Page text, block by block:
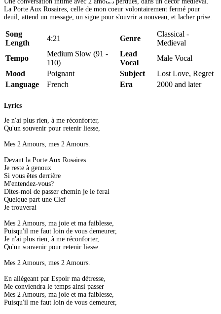
La Porte Aux Rosaires, celle de mon coeur volontairement fermé pour
deuil, attend un message, un signe pour s'ouvrir a nouveau, et lacher prise.
Song
Length
4:21 Genre
Classical -
Medieval
Tempo
Medium Slow (91 -
110)
Lead
Vocal
Male Vocal
Mood
Poignant Subject
Lost Love, Regret
Language
French Era 2000 and later
Lyrics
Je n'ai plus rien, à me réconforter,
Qu'un souvenir pour retenir liesse,
Mes 2 Amours, mes 2 Amours.
Devant la Porte Aux Rosaires
Je reste à genoux
Si vous êtes derrière
M'entendez-vous?
Dites-moi de passer chemin je le ferai
Quelque part une Clef
Je trouverai
Mes 2 Amours, ma joie et ma faiblesse,
Puisqu'il me faut loin de vous demeurer,
Je n'ai plus rien, à me réconforter,
Qu'un souvenir pour retenir liesse.
Mes 2 Amours, mes 2 Amours.
En allégeant par Espoir ma détresse,
Me conviendra le temps ainsi passer
Mes 2 Amours, ma joie et ma faiblesse,
Puisqu'il me faut loin de vous demeurer,